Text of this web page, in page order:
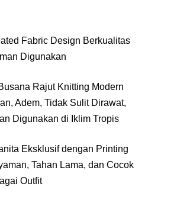
Fabric Design Berkualitas
Digunakan
Rajut Knitting Modern
Adem, Tidak Sulit Dirawat,
Digunakan di Iklim Tropis
Eksklusif dengan Printing
Tahan Lama, dan Cocok
Outfit